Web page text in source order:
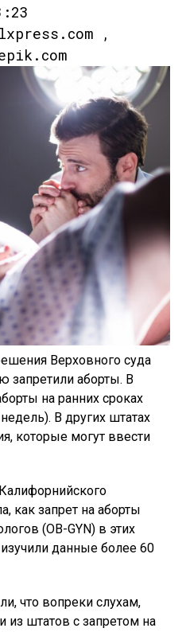
,
Верховного суда
запретили аборты. В
на ранних сроках
В других штатах
которые могут ввести
как запрет на аборты
(OB-GYN) в этих
данные более 60
что вопреки слухам,
из штатов с запретом на